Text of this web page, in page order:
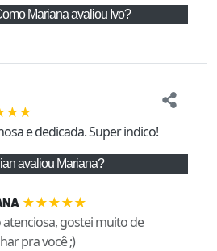
Marianaavaliou Ivo?
★★
e dedicada. Super indico!
avaliou Mariana?
★★★★★
gostei muito de
pra você ;)